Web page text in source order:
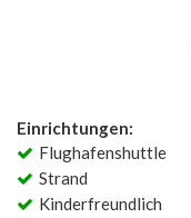
Einrichtungen:
Flughafenshuttle
Strand
Kinderfreundlich